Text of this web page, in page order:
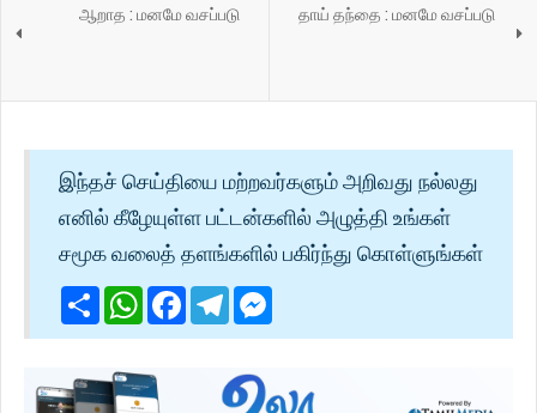
ஆறாத : மனமே வசப்படு தாய் தந்தை : மனமே வசப்படு
இந்தச் செய்தியை மற்றவர்களும் அறிவது நல்லது
எனில் கீழேயுள்ள பட்டன்களில் அழுத்தி உங்கள்
சமூக வலைத் தளங்களில் பகிர்ந்து கொள்ளுங்கள்
ShareWhatsApp
Facebook
Telegram